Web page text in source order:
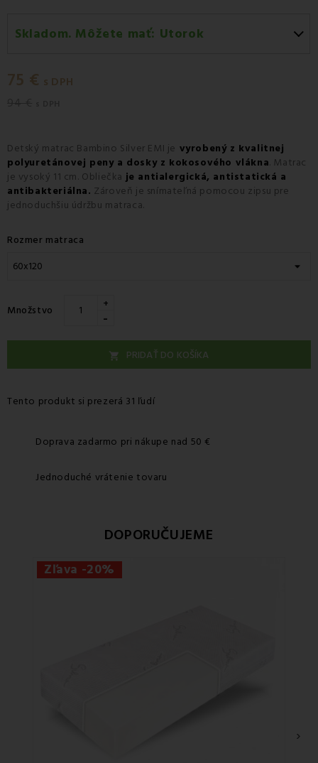
Skladom. Môžete mať: Utorok
Utorok 11.08
75 € s DPH
Detský matrac Bambino Silver EMI je vyrobený z kvalitnej
polyuretánovej peny a dosky z kokosového vlákna . Matrac
je vysoký 11 cm. Obliečka je antialergická, antistatická a
antibakteriálna. Zároveň je snímateľná pomocou zipsu pre
jednoduchšiu údržbu matraca.
Rozmer matraca
Množstvo +
-
 PRIDAŤ DO KOŠÍKA
Tento produkt si prezerá 31 ľudí
Doprava zadarmo pri nákupe nad 50 €
Jednoduché vrátenie tovaru
DOPORUČUJEME
Zľava -20%
›